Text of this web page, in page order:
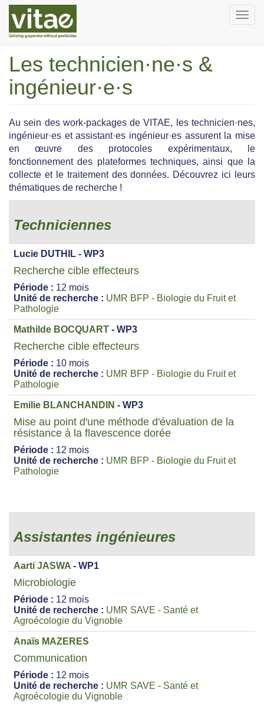
contenu
principal
English
Les technicien·ne·s &
ingénieur·e·s
Au sein des work-packages de VITAE, les technicien·nes,
ingénieur·es et assistant·es ingénieur·es assurent la mise
en œuvre des protocoles expérimentaux, le
fonctionnement des plateformes techniques, ainsi que la
collecte et le traitement des données. Découvrez ici leurs
thématiques de recherche !
Techniciennes
Lucie DUTHIL - WP3
Recherche cible effecteurs
Période : 12 mois
Unité de recherche : UMR BFP - Biologie du Fruit et
Pathologie
Mathilde BOCQUART - WP3
Recherche cible effecteurs
Période : 10 mois
Unité de recherche : UMR BFP - Biologie du Fruit et
Pathologie
Emilie BLANCHANDIN - WP3
Mise au point d'une méthode d'évaluation de la
résistance à la flavescence dorée
Période : 12 mois
Unité de recherche : UMR BFP - Biologie du Fruit et
Pathologie
Assistantes ingénieures
Aarti JASWA - WP1
Microbiologie
Période : 12 mois
Unité de recherche : UMR SAVE - Santé et
Agroécologie du Vignoble
Anaïs MAZERES
Communication
Période : 12 mois
Unité de recherche : UMR SAVE - Santé et
Agroécologie du Vignoble